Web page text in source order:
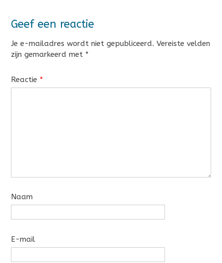
Geef een reactie
Je e-mailadres wordt niet gepubliceerd. Vereiste velden
zijn gemarkeerd met *
Reactie *
Naam
E-mail